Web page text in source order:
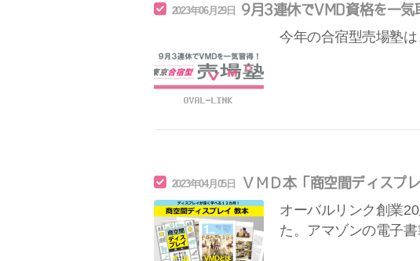
2023年06月29日 9月3連休でVMD資格を一気
今年の合宿型売場塾は
2023年04月05日 ＶＭＤ本「商空間ディスプ
オーバルリンク創業
た。アマゾンの電子